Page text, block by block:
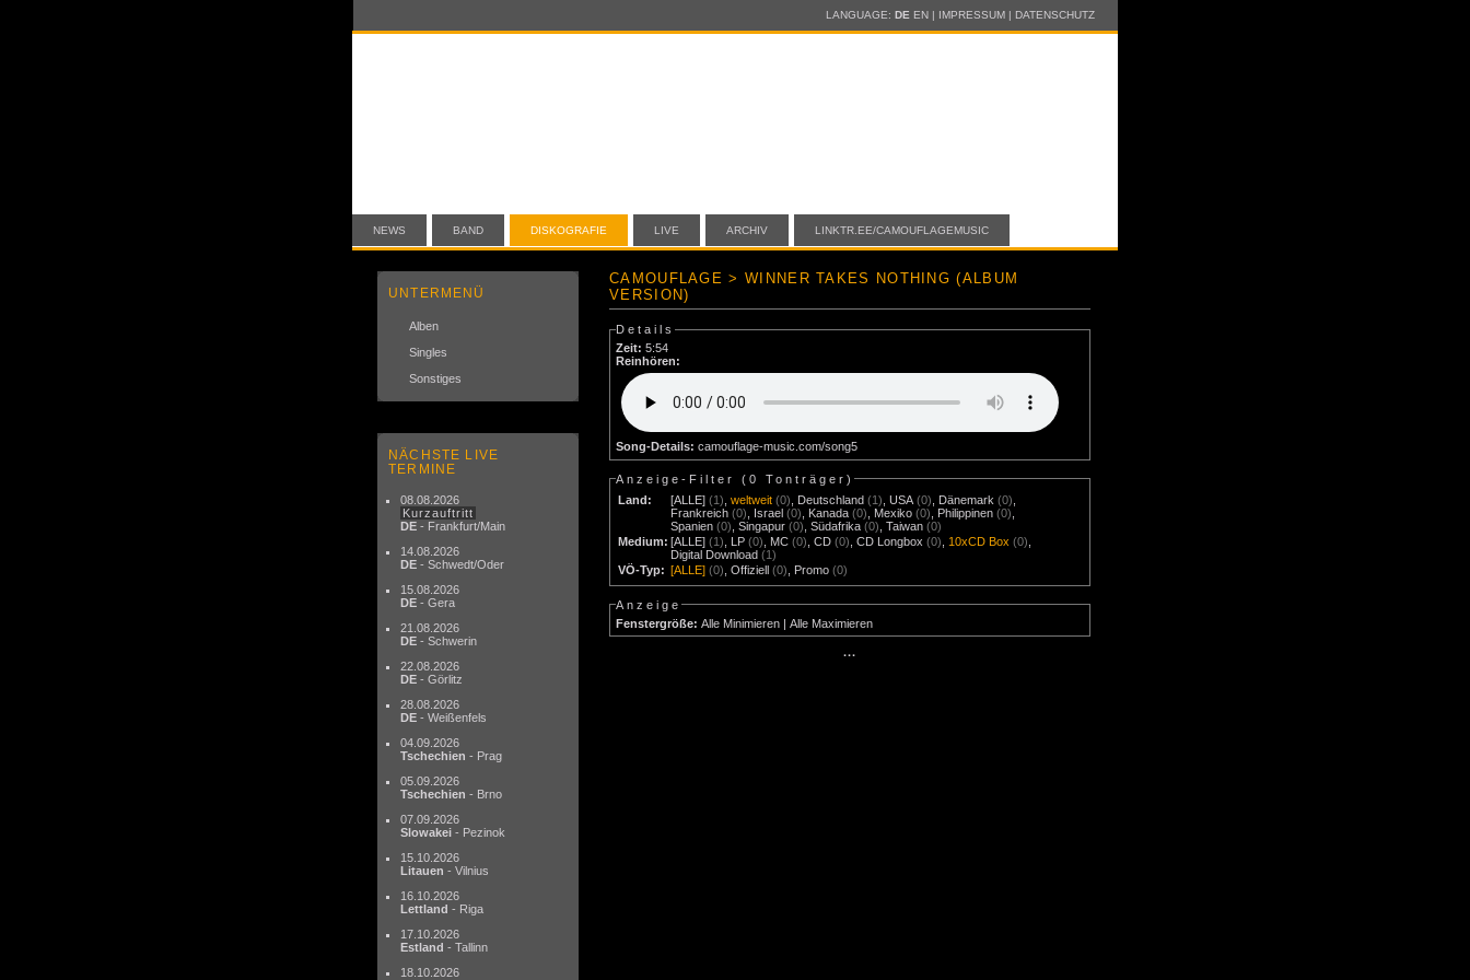
LANGUAGE: DE EN| IMPRESSUM| DATENSCHUTZ
NEWS BAND DISKOGRAFIE LIVE ARCHIV LINKTR.EE/CAMOUFLAGEMUSIC
UNTERMENÜ
Alben
Singles
Sonstiges
NÄCHSTE LIVE
TERMINE
08.08.2026
Kurzauftritt
DE - Frankfurt/Main
14.08.2026
DE - Schwedt/Oder
15.08.2026
DE - Gera
21.08.2026
DE - Schwerin
22.08.2026
DE - Görlitz
28.08.2026
DE - Weißenfels
04.09.2026
Tschechien - Prag
05.09.2026
Tschechien - Brno
07.09.2026
Slowakei - Pezinok
15.10.2026
Litauen - Vilnius
16.10.2026
Lettland - Riga
17.10.2026
Estland - Tallinn
18.10.2026
CAMOUFLAGE > WINNER TAKES NOTHING (ALBUM
VERSION)
Details
Zeit: 5:54
Reinhören:
Song-Details: camouflage-music.com/song5
Anzeige-Filter (0 Tonträger)
Land:
[ALLE] (1) ,weltweit (0) Deutschland (1) ,USA (0) Dänemark (0)
Frankreich (0) Israel (0) Kanada (0) Mexiko (0) Philippinen (0)
Spanien (0) ,Singapur (0) ,Südafrika (0) ,Taiwan (0)
Medium: [ALLE] (1) LP (0) MC (0) ,CD (0) ,CD Longbox (0) 10xCD Box (0)
Digital Download (1)
VÖ-Typ: [ALLE] (0) ,Offiziell (0) Promo (0)
Anzeige
Fenstergröße: Alle Minimieren |Alle Maximieren
···